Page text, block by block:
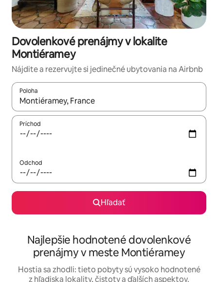
Dovolenkové prenájmy v lokalite
Montiéramey
Nájdite a rezervujte si jedinečné ubytovania na Airbnb
Poloha
Keď budú výsledky k dispozícii, môžete si ich prechádzať
Príchod
Odchod
Hľadať
Najlepšie hodnotené dovolenkové
prenájmy v meste Montiéramey
Hostia sa zhodli: tieto pobyty sú vysoko hodnotené
z hľadiska lokality, čistoty a ďalších aspektov.